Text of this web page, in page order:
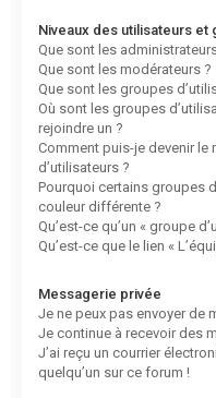
Niveaux des utilisateurs et
Que sont les
Que sont les modérateurs ?
Que sont les groupes
Où sont les groupes
rejoindre un ?
Comment puis-je devenir le
d’utilisateurs ?
Pourquoi certains groupes
couleur différente ?
Qu’est-ce qu’un « groupe
Qu’est-ce que le lien «
Messagerie privée
Je ne peux pas envoyer de
Je continue à recevoir des
J’ai reçu un courrier
quelqu’un sur ce forum !